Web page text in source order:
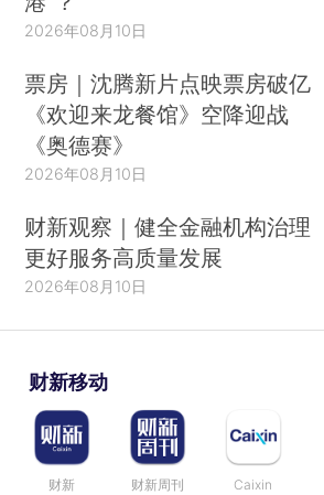
2026年08月10日
票房｜沈腾新片点映票房破亿
《欢迎来龙餐馆》空降迎战
《奥德赛》
2026年08月10日
财新观察｜健全金融机构治理
更好服务高质量发展
2026年08月10日
财新移动
财新 财新周刊 Caixin